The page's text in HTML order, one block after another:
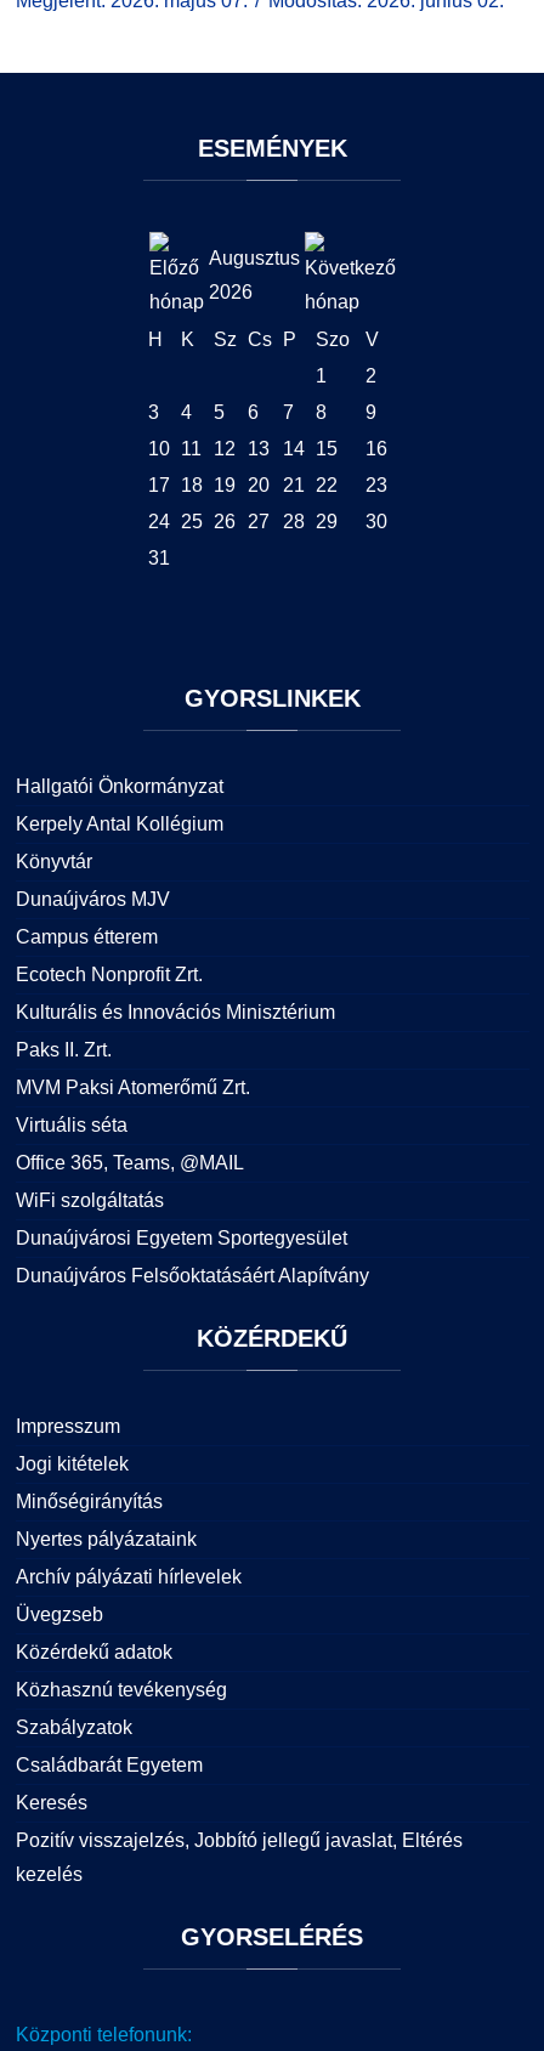
ESEMÉNYEK
Augusztus
2026
H K Sz Cs P Szo
V
1
2
3
4 5 6 7 8
9
10
11 12 13 14 15
16
17
18 19 20 21 22
23
24 25 26 27 28 29
30
31
GYORSLINKEK
Hallgatói Önkormányzat
Kerpely Antal Kollégium
Könyvtár
Dunaújváros MJV
Campus étterem
Ecotech Nonprofit Zrt.
Kulturális és Innovációs Minisztérium
Paks II. Zrt.
MVM Paksi Atomerőmű Zrt.
Virtuális séta
Office 365, Teams, @MAIL
WiFi szolgáltatás
Dunaújvárosi Egyetem Sportegyesület
Dunaújváros Felsőoktatásáért Alapítvány
KÖZÉRDEKŰ
Impresszum
Jogi kitételek
Minőségirányítás
Nyertes pályázataink
Archív pályázati hírlevelek
Üvegzseb
Közérdekű adatok
Közhasznú tevékenység
Szabályzatok
Családbarát Egyetem
Keresés
Pozitív visszajelzés, Jobbító jellegű javaslat, Eltérés
kezelés
GYORSELÉRÉS
Központi telefonunk: